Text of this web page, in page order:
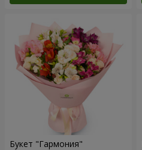
Букет "Гармония"